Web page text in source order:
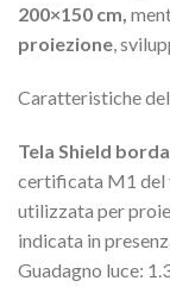
200×150 cm,
proiezione,
Caratteristiche
Tela Shield
certificata M1 del
utilizzata per
indicata in
Guadagno luce: